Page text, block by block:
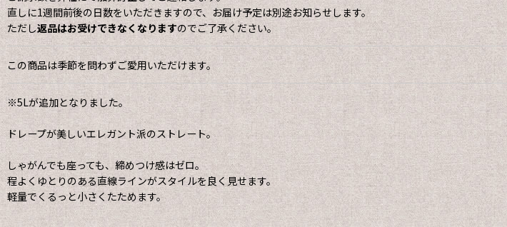
直しに1週間前後の日数をいただきますので、お届け予定は別途お知らせします。
ただし返品はお受けできなくなりますのでご了承ください。
この商品は季節を問わずご愛用いただけます。
※5Lが追加となりました。
ドレープが美しいエレガント派のストレート。
しゃがんでも座っても、締めつけ感はゼロ。
程よくゆとりのある直線ラインがスタイルを良く見せます。
軽量でくるっと小さくたためます。